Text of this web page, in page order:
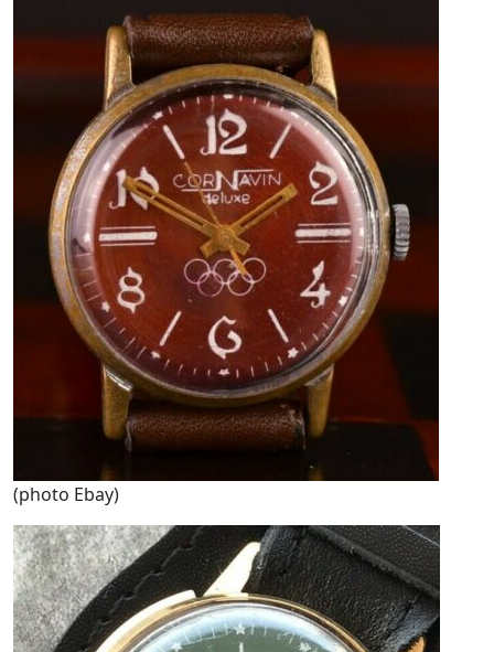
(photo Ebay)